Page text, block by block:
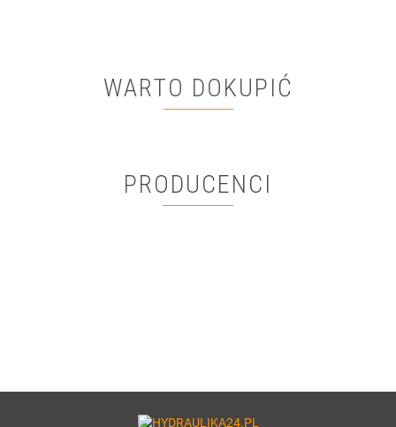
WARTO DOKUPIĆ
PRODUCENCI